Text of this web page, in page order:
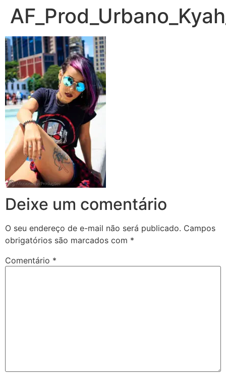
Deixe um comentário
O seu endereço de e-mail não será publicado. Campos
obrigatórios são marcados com *
Comentário *